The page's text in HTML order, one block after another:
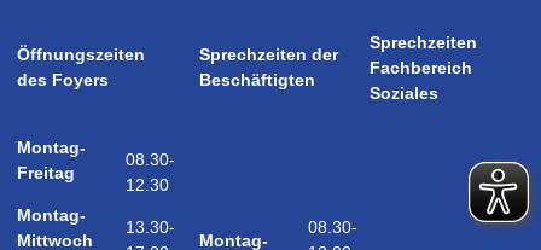
Öffnungszeiten
des Foyers
Sprechzeiten der
Beschäftigten
Sprechzeiten
Fachbereich
Soziales
Montag-
Freitag
Montag-
Mittwoch
08.30-
12.30
13.30-
Montag-
08.30-